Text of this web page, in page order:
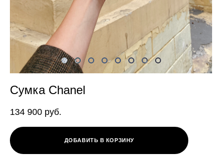
Сумка Chanel
134 900 pуб.
ДОБАВИТЬ В КОРЗИНУ